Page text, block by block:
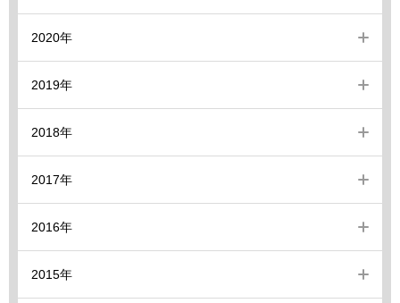
2020年
2019年
2018年
2017年
2016年
2015年